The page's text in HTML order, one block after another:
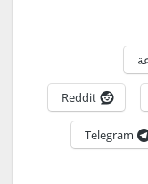
Reddit
Telegram